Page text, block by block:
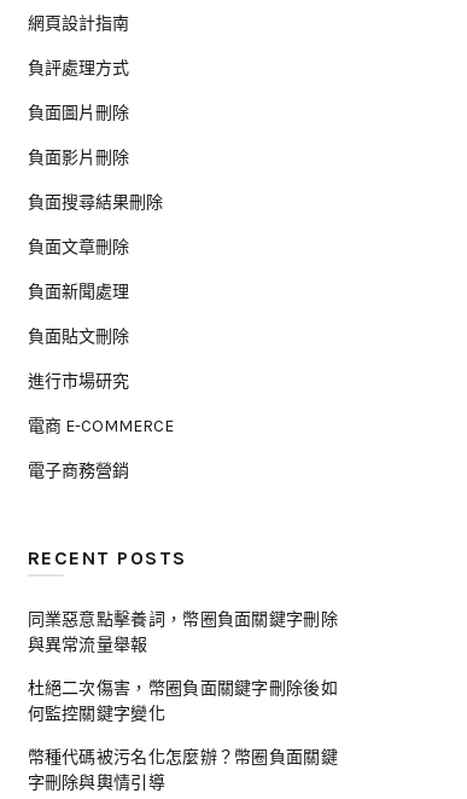
網頁設計指南
負評處理方式
負面圖片刪除
負面影片刪除
負面搜尋結果刪除
負面文章刪除
負面新聞處理
負面貼文刪除
進行市場研究
電商 E-COMMERCE
電子商務營銷
RECENT POSTS
同業惡意點擊養詞，幣圈負面關鍵字刪除
與異常流量舉報
杜絕二次傷害，幣圈負面關鍵字刪除後如
何監控關鍵字變化
幣種代碼被污名化怎麼辦？幣圈負面關鍵
字刪除與輿情引導